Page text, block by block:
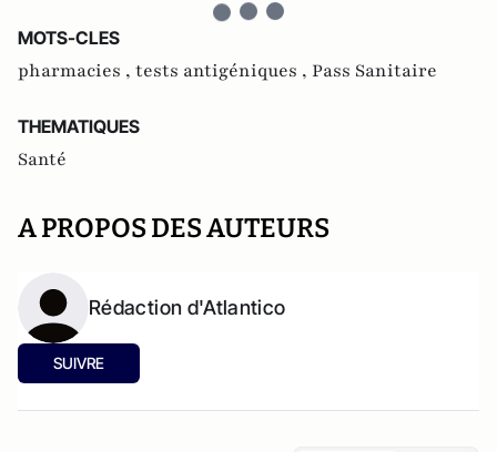
MOTS-CLES
pharmacies , tests antigéniques , Pass Sanitaire
THEMATIQUES
Santé
A PROPOS DES AUTEURS
Rédaction d'Atlantico
SUIVRE